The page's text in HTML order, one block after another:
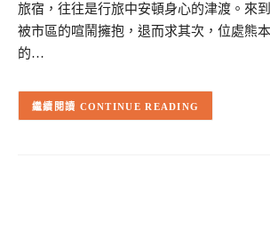
旅宿，往往是行旅中安頓身心的津渡。來
被市區的喧鬧擁抱，退而求其次，位處熊
的…
CONTINUE READING